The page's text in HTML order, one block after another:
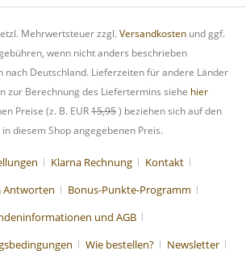
Mehrwertsteuer zzgl. Versandkosten und ggf.
wenn nicht anders beschrieben
Deutschland. Lieferzeiten für andere Länder
zur Berechnung des Liefertermins siehe hier
Preise (z. B. EUR15,95) beziehen sich auf den
diesem Shop angegebenen Preis.
Klarna Rechnung
Kontakt
Antworten
Bonus-Punkte-Programm
und AGB
Wie bestellen? Newsletter